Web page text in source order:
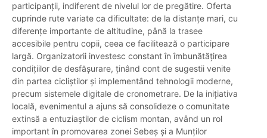
participanții, indiferent de nivelul lor de pregătire. Oferta
cuprinde rute variate ca dificultate: de la distanțe mari, cu
diferențe importante de altitudine, până la trasee
accesibile pentru copii, ceea ce facilitează o participare
largă. Organizatorii investesc constant în îmbunătățirea
condițiilor de desfășurare, ținând cont de sugestii venite
din partea cicliștilor și implementând tehnologii moderne,
precum sistemele digitale de cronometrare. De la inițiativa
locală, evenimentul a ajuns să consolideze o comunitate
extinsă a entuziaștilor de ciclism montan, având un rol
important în promovarea zonei Sebeș și a Munților